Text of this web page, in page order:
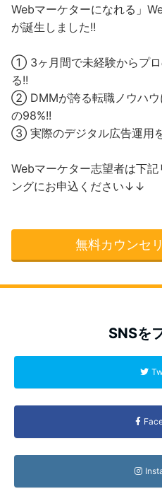
Webマーケターになれる」
が誕生しました!!
① 3ヶ月間で未経験からプロ
る!!
② DMMが誇る転職ノウハウ
の98%!!
③ 実際のデジタル広告運用
Webマーケター志望者は下
ングにお申込ください↓↓
無料カウンセ
SNSを